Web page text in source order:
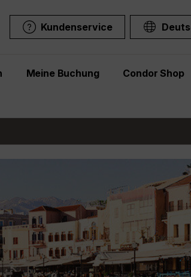
Kundenservice
Meine Buchung Condor Shop